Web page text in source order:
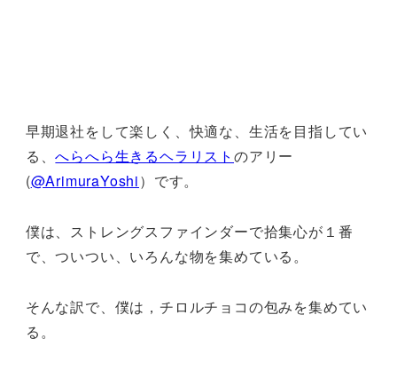
早期退社をして楽しく、快適な、生活を目指してい
る、へらへら生きるヘラリストのアリー
(@ArimuraYoshi）です。
僕は、ストレングスファインダーで拾集心が１番
で、ついつい、いろんな物を集めている。
そんな訳で、僕は，チロルチョコの包みを集めてい
る。